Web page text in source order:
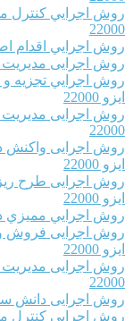
روش اجرايي كنترل
22000
روش اجرايي اقدام
روش اجرایی مدیریت
روش اجرايي تجزیه
ایزو 22000
روش اجرایی
22000
روش اجرایی واکنش
ایزو 22000
روش اجرایی طرح
ایزو 22000
روش اجرايي مميزي
روش اجرایی فروش و
ایزو 22000
روش اجرایی مدیریت
22000
روش اجرایی دانش
روش اجرایی کنترل